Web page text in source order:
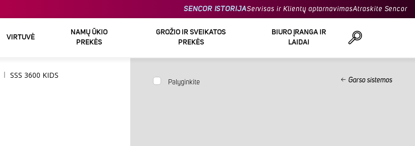
SENCOR ISTORIJAServisas ir Klientų aptarnavimasAtraskite Sencor
VIRTUVĖ
NAMŲ ŪKIO
PREKĖS
GROŽIO IR SVEIKATOS
PREKĖS
BIURO ĮRANGA IR
LAIDAI
SSS 3600 KIDS
Palyginkite Garso sistemos